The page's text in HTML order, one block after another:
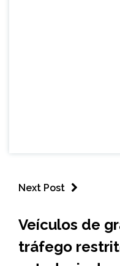
Next Post
GERAIS
NOTÍCIAS
Veículos de
tráfego